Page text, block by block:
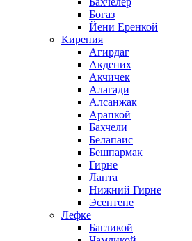
Богаз
Йени Еренкой
Кирения
Агирдаг
Акдених
Акчичек
Алагади
Алсанжак
Арапкой
Бахчели
Белапаис
Бешпармак
Гирне
Лапта
Нижний Гирне
Эсентепе
Лефке
Багликой